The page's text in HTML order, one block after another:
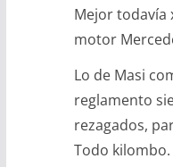
Mejor todavía
motor
Lo de Masi
reglamento
rezagados,
Todo kilombo.